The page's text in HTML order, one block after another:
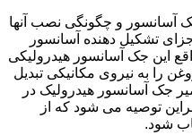
آسانسور و چگونگی نصب آنها
تشکیل دهنده آسانسور
این جک آسانسور هیدرولیکی
را به نیروی مکانیکی تبدیل
جک آسانسور هیدرولیک در
توصیه می شود که از
شود.